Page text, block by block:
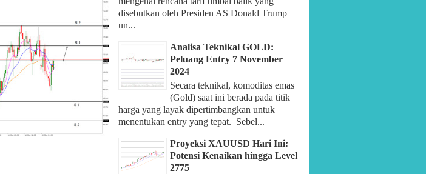
disebutkan oleh Presiden AS Donald Trump
un...
Analisa Teknikal GOLD:
Peluang Entry 7 November
2024
Secara teknikal, komoditas emas
(Gold) saat ini berada pada titik
harga yang layak dipertimbangkan untuk
menentukan entry yang tepat. Sebel...
Proyeksi XAUUSD Hari Ini:
Potensi Kenaikan hingga Level
2775